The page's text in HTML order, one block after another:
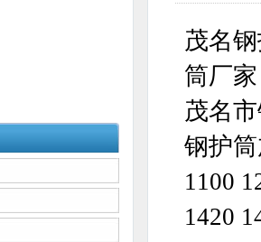
茂名
筒厂
茂名
钢护筒
1100
1420